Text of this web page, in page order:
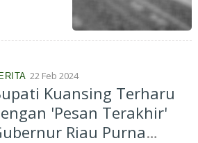
22 Feb 2024
Kuansing Terharu
'Pesan Terakhir'
Riau Purna